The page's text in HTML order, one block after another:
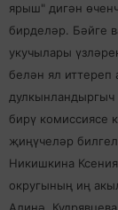
ярыш" дигән
бирделәр. Бәйге
укучылары
белән ял иттереп
дулкынландыргыч
бирү комиссиясе
җиңүчеләр
Никишкина
округының иң